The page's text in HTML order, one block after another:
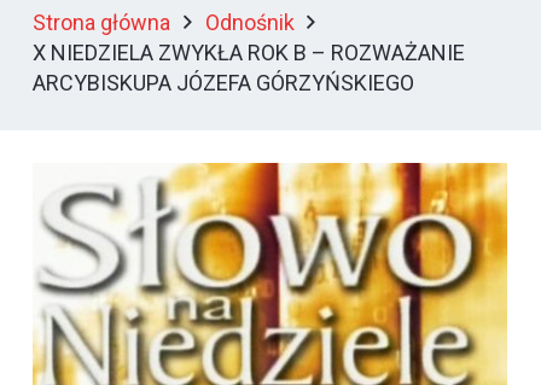
Strona główna
Odnośnik
X NIEDZIELA ZWYKŁA ROK B – ROZWAŻANIE
ARCYBISKUPA JÓZEFA GÓRZYŃSKIEGO